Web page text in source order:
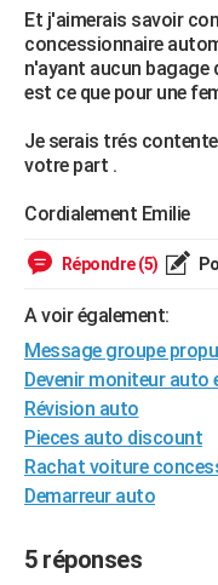
Art de vivre
Bien-être
Loisirs
Mode
Modes de vie
SANTE
Alimentation
Guide de la santé
Maladies
Médicaments
Sommeil
VOYAGE
GUIDES D'ACHAT
BONS PLANS
CARTE DE VOEUX
Carte de Noël
Carte Bonne année
Carte Saint-Valentin
Carte Pâques
Carte d'anniversaire
DICTIONNAIRE
Dictionnaire
Biographies
Citations
Expressions
Proverbes
PROGRAMME TV
COPAINS D'AVANT
S'inscrire
Se connecter
Lycées
Collèges
Primaires
Universités
Entreprises
Service militaire
Avis de recherche
AVIS DE DÉCÈS
FORUM
Bricolage
Lifestyle
Culture
Sport
Auto
Television
Voyage
Cinema
Et j'aimerais savoir
concessionnaire
n'ayant aucun bagage
est ce que pour une
Je serais trés
votre part .
Cordialement Emilie
Répondre (5)
A voir également:
Message groupe
Devenir moniteur auto
Révision auto
Pieces auto discount
Rachat voiture
Demarreur auto
5 réponses